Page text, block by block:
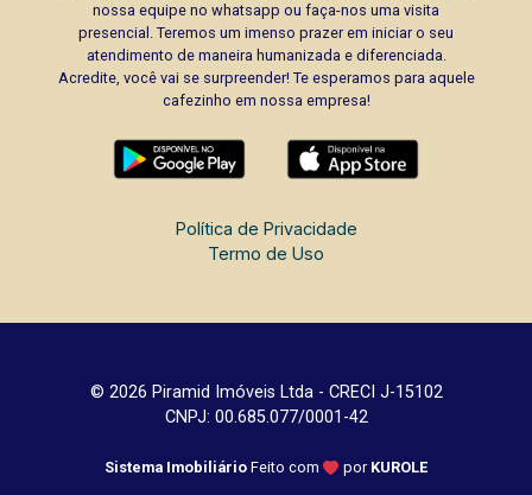
nossa equipe no whatsapp ou faça-nos uma visita
presencial. Teremos um imenso prazer em iniciar o seu
atendimento de maneira humanizada e diferenciada.
Acredite, você vai se surpreender! Te esperamos para aquele
cafezinho em nossa empresa!
Política de Privacidade
Termo de Uso
© 2026 Piramid Imóveis Ltda - CRECI J-15102
CNPJ: 00.685.077/0001-42
Sistema Imobiliário Feito com por KUROLE